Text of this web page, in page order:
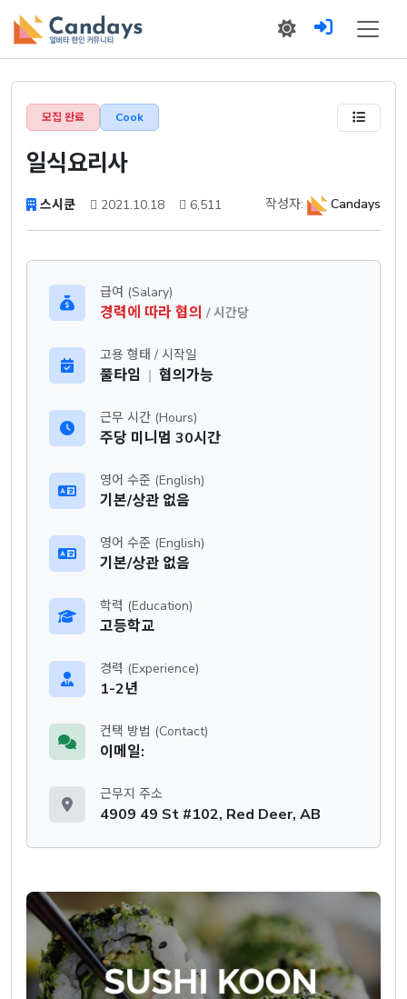
모집 완료 Cook
일식요리사
스시쿤 2021.10.18 6,511 작성자: Candays
급여 (Salary)
경력에 따라 협의 / 시간당
고용 형태 / 시작일
풀타임 | 협의가능
근무 시간 (Hours)
주당 미니멈 30시간
영어 수준 (English)
기본/상관 없음
영어 수준 (English)
기본/상관 없음
학력 (Education)
고등학교
경력 (Experience)
1-2년
컨택 방법 (Contact)
이메일:
근무지 주소
4909 49 St #102, Red Deer, AB